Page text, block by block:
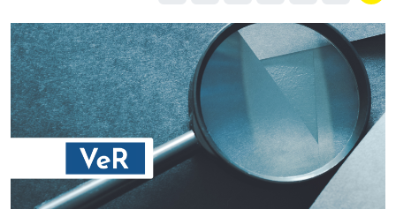
Vergrößerungsglas auf
blauer Fläche mit
geometrischen Formen
BILD: @GOLUBOVY, GETTY
IMAGES VIA CANVA.COM